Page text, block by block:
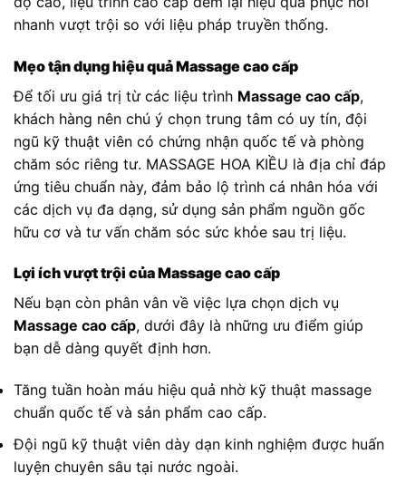
nhanh vượt trội so với liệu pháp truyền thống.
Mẹo tận dụng hiệu quả Massage cao cấp
Để tối ưu giá trị từ các liệu trình Massage cao cấp,
khách hàng nên chú ý chọn trung tâm có uy tín, đội
ngũ kỹ thuật viên có chứng nhận quốc tế và phòng
chăm sóc riêng tư. MASSAGE HOA KIỀU là địa chỉ đáp
ứng tiêu chuẩn này, đảm bảo lộ trình cá nhân hóa với
các dịch vụ đa dạng, sử dụng sản phẩm nguồn gốc
hữu cơ và tư vấn chăm sóc sức khỏe sau trị liệu.
Lợi ích vượt trội của Massage cao cấp
Nếu bạn còn phân vân về việc lựa chọn dịch vụ
Massage cao cấp, dưới đây là những ưu điểm giúp
bạn dễ dàng quyết định hơn.
Tăng tuần hoàn máu hiệu quả nhờ kỹ thuật massage
chuẩn quốc tế và sản phẩm cao cấp.
Đội ngũ kỹ thuật viên dày dạn kinh nghiệm được huấn
luyện chuyên sâu tại nước ngoài.